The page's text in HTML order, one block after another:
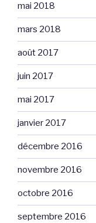
mai 2018
mars 2018
août 2017
juin 2017
mai 2017
janvier 2017
décembre 2016
novembre 2016
octobre 2016
septembre 2016